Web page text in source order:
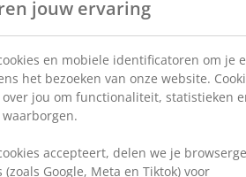
voelt zacht en natuurlijk aan,
comfortabel voelt.
wasmachine worden gewassen
schoon te houden. Wassen op
ongewenste huisstofmijten
geschikt, enzymvrij wasmiddel